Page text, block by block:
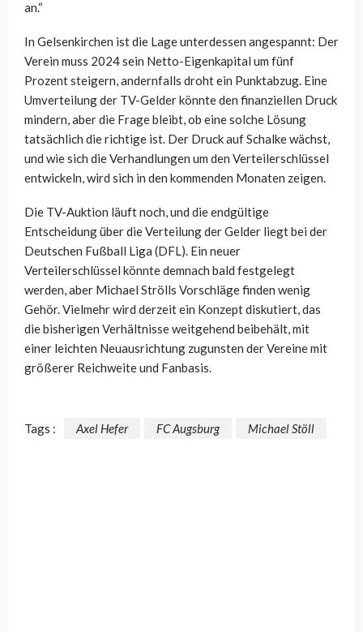
an.“
In Gelsenkirchen ist die Lage unterdessen angespannt: Der
Verein muss 2024 sein Netto-Eigenkapital um fünf
Prozent steigern, andernfalls droht ein Punktabzug. Eine
Umverteilung der TV-Gelder könnte den finanziellen Druck
mindern, aber die Frage bleibt, ob eine solche Lösung
tatsächlich die richtige ist. Der Druck auf Schalke wächst,
und wie sich die Verhandlungen um den Verteilerschlüssel
entwickeln, wird sich in den kommenden Monaten zeigen.
Die TV-Auktion läuft noch, und die endgültige
Entscheidung über die Verteilung der Gelder liegt bei der
Deutschen Fußball Liga (DFL). Ein neuer
Verteilerschlüssel könnte demnach bald festgelegt
werden, aber Michael Strölls Vorschläge finden wenig
Gehör. Vielmehr wird derzeit ein Konzept diskutiert, das
die bisherigen Verhältnisse weitgehend beibehält, mit
einer leichten Neuausrichtung zugunsten der Vereine mit
größerer Reichweite und Fanbasis.
Tags : Axel Hefer FC Augsburg Michael Stöll